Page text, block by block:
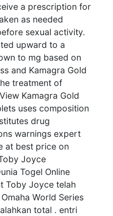
a prescription for
as needed
sexual activity.
upward to a
to mg based on
and Kamagra Gold
treatment of
Kamagra Gold
uses composition
drug
warnings expert
at best price on
Joyce
Togel Online
Toby Joyce telah
World Series
total . entri